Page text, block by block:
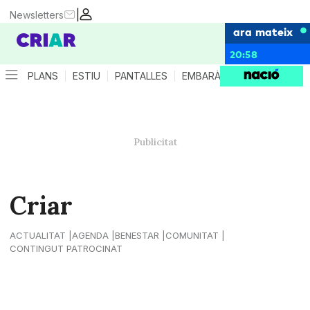
|
Newsletters
ara mateix
20:58
PLANS ESTIU PANTALLES EMBARÀS CRIANÇA
Criar
ACTUALITAT AGENDA BENESTAR
COMUNITAT
CONTINGUT PATROCINAT